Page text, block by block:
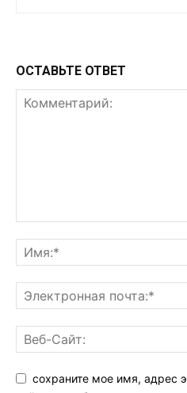
ОСТАВЬТЕ ОТВЕТ
сохраните мое имя, адрес